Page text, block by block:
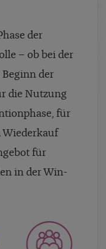
der
– ob bei der
Beginn der
die Nutzung
für
Wiederkauf
für
in der Win-